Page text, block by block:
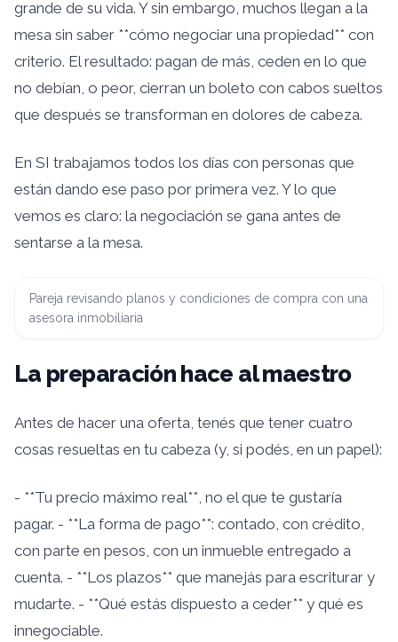
grande de su vida. Y sin embargo, muchos llegan a la
mesa sin saber **cómo negociar una propiedad** con
criterio. El resultado: pagan de más, ceden en lo que
no debían, o peor, cierran un boleto con cabos sueltos
que después se transforman en dolores de cabeza.
En SI trabajamos todos los días con personas que
están dando ese paso por primera vez. Y lo que
vemos es claro: la negociación se gana antes de
sentarse a la mesa.
Pareja revisando planos y condiciones de compra con una
asesora inmobiliaria
La preparación hace al maestro
Antes de hacer una oferta, tenés que tener cuatro
cosas resueltas en tu cabeza (y, si podés, en un papel):
- **Tu precio máximo real**, no el que te gustaría
pagar. - **La forma de pago**: contado, con crédito,
con parte en pesos, con un inmueble entregado a
cuenta. - **Los plazos** que manejás para escriturar y
mudarte. - **Qué estás dispuesto a ceder** y qué es
innegociable.